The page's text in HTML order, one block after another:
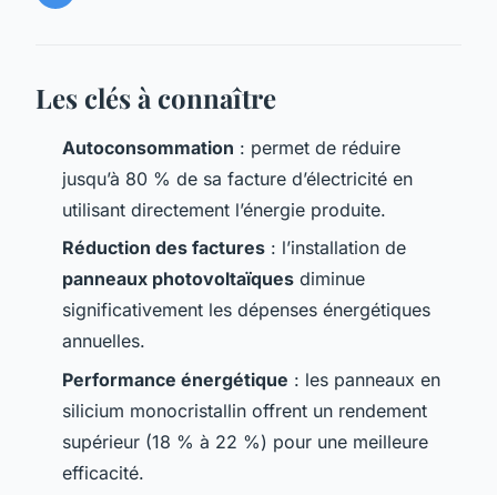
Les clés à connaître
Autoconsommation : permet de réduire
jusqu’à 80 % de sa facture d’électricité en
utilisant directement l’énergie produite.
Réduction des factures : l’installation de
panneaux photovoltaïques diminue
significativement les dépenses énergétiques
annuelles.
Performance énergétique : les panneaux en
silicium monocristallin offrent un rendement
supérieur (18 % à 22 %) pour une meilleure
efficacité.